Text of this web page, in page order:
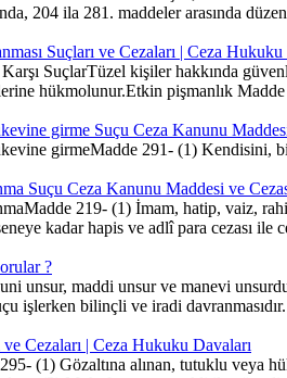
204 ila 281. maddeler arasında
Suçları ve Cezaları | Ceza Hukuku
SuçlarTüzel kişiler hakkında
hükmolunur.Etkin pişmanlık
girme Suçu Ceza Kanunu
girmeMadde 291- (1)
Suçu Ceza Kanunu Maddesi ve
219- (1) İmam, hatip, vaiz,
kadar hapis ve adlî para cezası
?
unsur, maddi unsur ve manevi
işlerken bilinçli ve iradi
Cezaları | Ceza Hukuku Davaları
(1) Gözaltına alınan, tutuklu